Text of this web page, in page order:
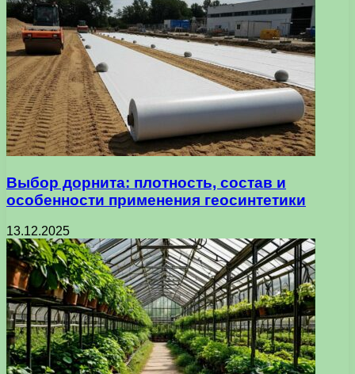
Выбор дорнита: плотность, состав и
особенности применения геосинтетики
13.12.2025